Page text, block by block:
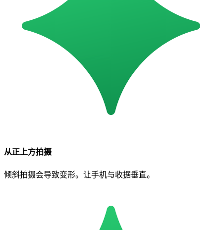
从正上方拍摄
倾斜拍摄会导致变形。让手机与收据垂直。